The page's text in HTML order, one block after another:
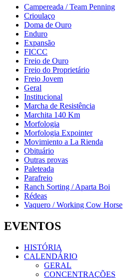
Campereada / Team Penning
Crioulaço
Doma de Ouro
Enduro
Expansão
FICCC
Freio de Ouro
Freio do Proprietário
Freio Jovem
Geral
Institucional
Marcha de Resistência
Marchita 140 Km
Morfologia
Morfologia Expointer
Movimiento a La Rienda
Obituário
Outras provas
Paleteada
Parafreio
Ranch Sorting / Aparta Boi
Rédeas
Vaquero / Working Cow Horse
EVENTOS
HISTÓRIA
CALENDÁRIO
GERAL
CONCENTRAÇÕES